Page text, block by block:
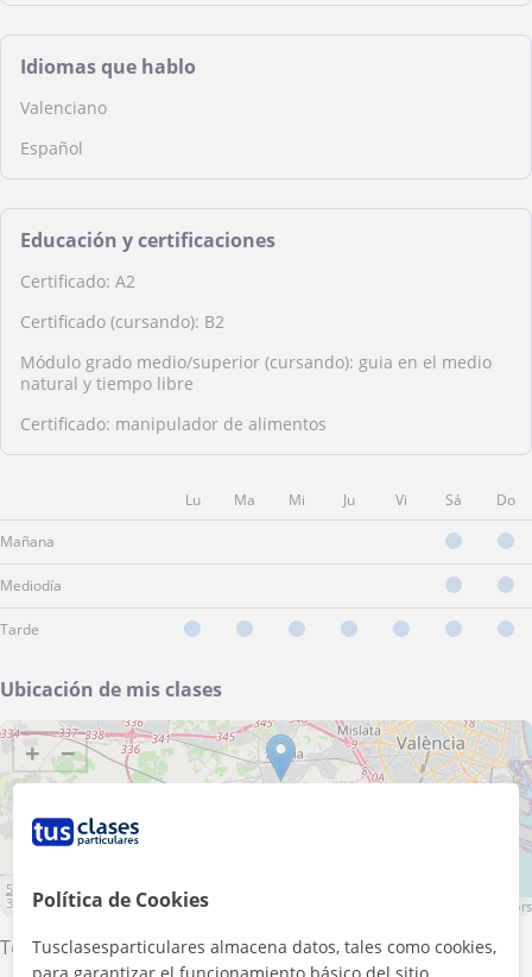
Idiomas que hablo
Valenciano
Español
Educación y certificaciones
Certificado: A2
Certificado (cursando): B2
Módulo grado medio/superior (cursando): guia en el medio
natural y tiempo libre
Certificado: manipulador de alimentos
Lu Ma Mi Ju Vi Sá Do
Mañana
Mediodía
Tarde
Ubicación de mis clases
+ −
5 km
3 mi
contributors
Torrent (Valencia)·Picanya·Aldaia·Alaquàs
Política de Cookies
Tusclasesparticulares almacena datos, tales como cookies,